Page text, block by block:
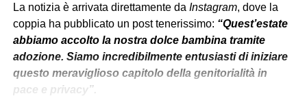
La notizia è arrivata direttamente da Instagram, dove la
coppia ha pubblicato un post tenerissimo: “Quest’estate
abbiamo accolto la nostra dolce bambina tramite
adozione. Siamo incredibilmente entusiasti di iniziare
questo meraviglioso capitolo della genitorialità in
pace e privacy”.